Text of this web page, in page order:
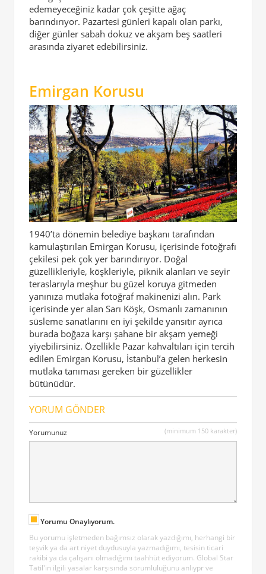
edemeyeceğiniz kadar çok çeşitte ağaç
barındırıyor. Pazartesi günleri kapalı olan parkı,
diğer günler sabah dokuz ve akşam beş saatleri
arasında ziyaret edebilirsiniz.
Emirgan Korusu
1940’ta dönemin belediye başkanı tarafından
kamulaştırılan Emirgan Korusu, içerisinde fotoğrafı
çekilesi pek çok yer barındırıyor. Doğal
güzellikleriyle, köşkleriyle, piknik alanları ve seyir
teraslarıyla meşhur bu güzel koruya gitmeden
yanınıza mutlaka fotoğraf makinenizi alın. Park
içerisinde yer alan Sarı Köşk, Osmanlı zamanının
süsleme sanatlarını en iyi şekilde yansıtır ayrıca
burada boğaza karşı şahane bir akşam yemeği
yiyebilirsiniz. Özellikle Pazar kahvaltıları için tercih
edilen Emirgan Korusu, İstanbul’a gelen herkesin
mutlaka tanıması gereken bir güzellikler
bütünüdür.
YORUM GÖNDER
Yorumunuz (minimum 150 karakter)
Yorumu Onaylıyorum.
Bu yorumu işletmeden bağımsız olarak yazdığımı, herhangi bir
teşvik ya da art niyet duydusuyla yazmadığımı, tesisin ticari
rakibi ya da çalışanı olmadığımı taahhüt ediyorum. Global Star
Tatil'in ilgili yasalar karşısında sorumluluğunu anlıypr ve